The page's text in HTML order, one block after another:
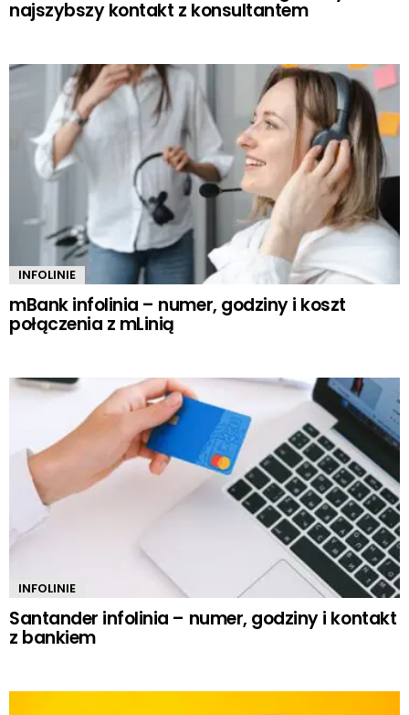
najszybszy kontakt z konsultantem
INFOLINIE
mBank infolinia – numer, godziny i koszt
połączenia z mLinią
INFOLINIE
Santander infolinia – numer, godziny i kontakt
z bankiem